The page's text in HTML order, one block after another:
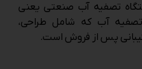
تصفیه آب صنعتی یعنی
آب که شامل طراحی،
پس از فروش است.